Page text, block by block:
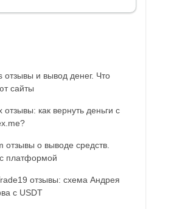
отзывы и вывод денег. Что
сайты
отзывы: как вернуть деньги с
отзывы о выводе средств.
платформой
отзывы: схема Андрея
с USDT